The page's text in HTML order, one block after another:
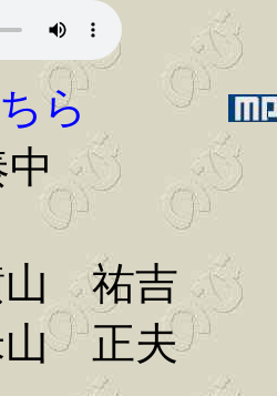
ら
山 祐吉
山 正夫